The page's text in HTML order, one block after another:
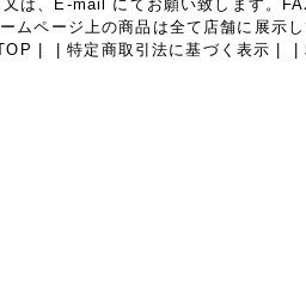
は、E-mail にてお願い致します。
ムページ上の商品は全て店舗に展示
|特定商取引法に基づく表示 |